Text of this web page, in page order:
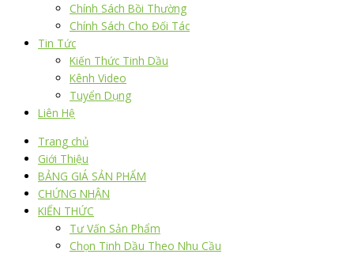
Chính Sách Bồi Thường
Chính Sách Cho Đối Tác
Tin Tức
Kiến Thức Tinh Dầu
Kênh Video
Tuyển Dụng
Liên Hệ
Trang chủ
Giới Thiệu
BẢNG GIÁ SẢN PHẨM
CHỨNG NHẬN
KIẾN THỨC
Tư Vấn Sản Phẩm
Chọn Tinh Dầu Theo Nhu Cầu